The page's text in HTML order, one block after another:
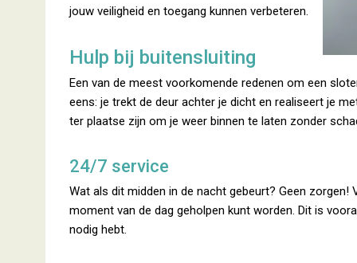
jouw veiligheid en toegang kunnen verbeteren.
Hulp bij buitensluiting
Een van de meest voorkomende redenen om een
eens: je trekt de deur achter je dicht en realiseert je
ter plaatse zijn om je weer binnen te laten zonder
24/7 service
Wat als dit midden in de nacht gebeurt? Geen
moment van de dag geholpen kunt worden. Dit is
nodig hebt.